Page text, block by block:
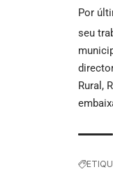
Por
seu
Rural,